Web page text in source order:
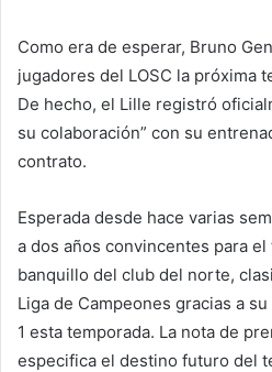
Como era de esperar, Bruno
jugadores del LOSC la próxima
De hecho, el Lille registró
su colaboración” con su
contrato.
Esperada desde hace varias
a dos años convincentes para
banquillo del club del norte,
Liga de Campeones gracias a
1 esta temporada. La nota de
especifica el destino futuro del